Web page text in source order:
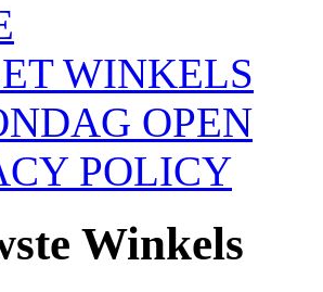
WINKELS
OPEN
POLICY
Winkels